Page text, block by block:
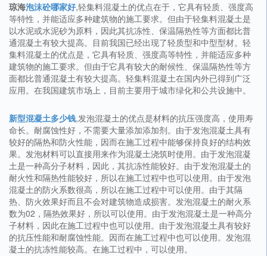
琼海泡沫砼哪家好,轻集料混凝土的优点在于，它具有轻质、强度高
等特性，并能适应多种建筑物的施工要求。但由于轻集料混凝土是
以水泥或水泥砂为原料，因此其抗冻性、保温隔热性等方面都比普
通混凝土有较大提高。目前我国已经出现了轻质型和中型型材。轻
集料混凝土的优点是，它具有轻质、强度高等特性，并能适应多种
建筑物的施工要求。但由于它具有较大的耐候性、保温隔热性等方
面都比普通混凝土有较大提高。轻集料混凝土在国内外已得到广泛
应用。在我国建筑市场上，目前主要用于城市绿化和公共设施中。
新型混凝土多少钱,发泡混凝土的优点是材料的抗压强度高，使用寿
命长。耐腐蚀性好，不需要大量添加添加剂。由于发泡混凝土具有
较好的隔热和防火性能，因而在施工过程中能够保持良好的结构效
果。发泡材料可以直接用来作为混凝土浇筑时使用。由于发泡混凝
土是一种高分子材料，因此，其抗冻性能较好。由于发泡混凝土的
耐火性和隔热性能较好，所以在施工过程中也可以使用。由于发泡
混凝土的防火系数很高，所以在施工过程中可以使用。由于其隔
热、防火效果好而且不会对建筑物造成损害。发泡混凝土的耐火系
数为02，隔热效果好，所以可以使用。由于发泡混凝土是一种高分
子材料，因此在施工过程中也可以使用。由于发泡混凝土具有较好
的抗压性能和耐腐蚀性能。因而在施工过程中也可以使用。发泡混
凝土的抗冻性能较高。在施工过程中，可以使用。